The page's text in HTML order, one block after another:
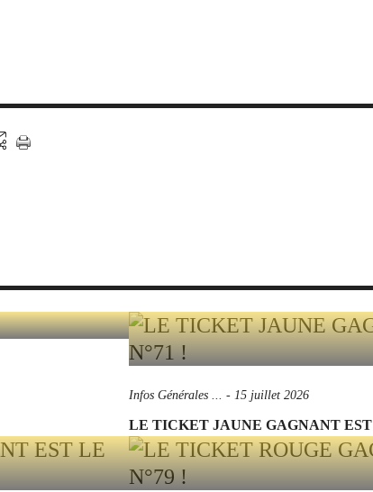
Infos Générales ... - 15 juillet 2026
LE TICKET JAUNE GAGNANT EST